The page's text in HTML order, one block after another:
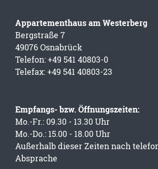
Appartementhaus am Westerberg
Bergstraße 7
49076 Osnabrück
Telefon: +49 541 40803-0
Telefax: +49 541 40803-23
Empfangs- bzw. Öffnungszeiten:
Mo.-Fr.: 09.30 - 13.30 Uhr
Mo.-Do.: 15.00 - 18.00 Uhr
Außerhalb dieser Zeiten nach
Absprache